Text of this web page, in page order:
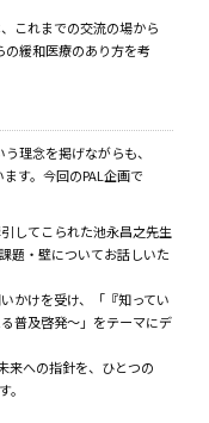
これまでの交流の場から
緩和医療のあり方を考
理念を掲げながらも、
す。今回のPAL企画で
してこられた池永昌之先生
題・壁についてお話しいた
かけを受け、「『知ってい
普及啓発〜」をテーマにデ
来への指針を、ひとつの
。